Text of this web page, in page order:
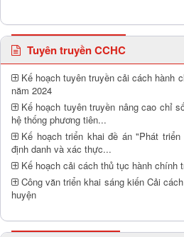
Tuyên truyền CCHC
Kế hoạch tuyên truyền cải cách hành
năm 2024
Kế hoạch tuyên truyền nâng cao chỉ
hệ thống phương tiên...
Kế hoạch triển khai đề án "Phát
định danh và xác thực...
Kế hoạch cải cách thủ tục hành chính
Công văn triển khai sáng kiến Cải
huyện